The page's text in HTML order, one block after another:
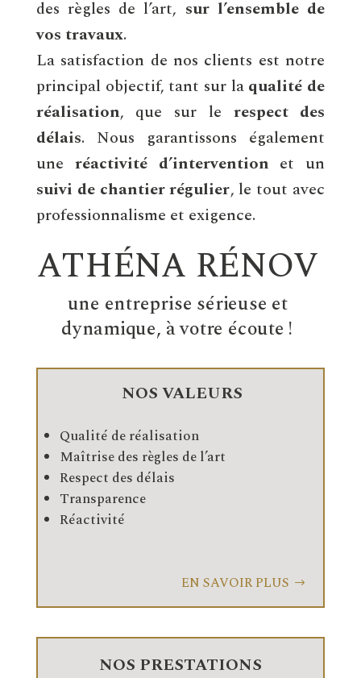
des règles de l’art, sur l’ensemble de
vos travaux.
La satisfaction de nos clients est notre
principal objectif, tant sur la qualité de
réalisation, que sur le respect des
délais. Nous garantissons également
une réactivité d’intervention et un
suivi de chantier régulier, le tout avec
professionnalisme et exigence.
ATHÉNA RÉNOV
une entreprise sérieuse et
dynamique, à votre écoute !
NOS VALEURS
Qualité de réalisation
Maîtrise des règles de l’art
Respect des délais
Transparence
Réactivité
EN SAVOIR PLUS
NOS PRESTATIONS